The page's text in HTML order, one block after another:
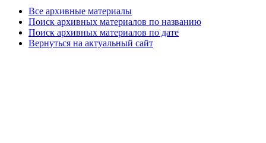
Все архивные материалы
Поиск архивных материалов по названию
Поиск архивных материалов по дате
Вернуться на актуальный сайт